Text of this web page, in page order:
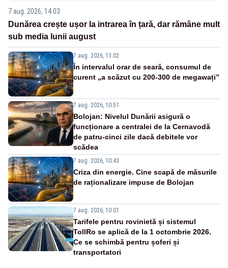
7 aug. 2026, 14:03
Dunărea crește ușor la intrarea în țară, dar rămâne mult
sub media lunii august
7 aug. 2026, 13:02
În intervalul orar de seară, consumul de
curent „a scăzut cu 200-300 de megawați”
7 aug. 2026, 10:51
Bolojan: Nivelul Dunării asigură o
funcționare a centralei de la Cernavodă
de patru-cinci zile dacă debitele vor
scădea
7 aug. 2026, 10:43
Criza din energie. Cine scapă de măsurile
de raționalizare impuse de Bolojan
7 aug. 2026, 10:01
Tarifele pentru rovinietă și sistemul
TollRo se aplică de la 1 octombrie 2026.
Ce se schimbă pentru șoferi și
transportatori